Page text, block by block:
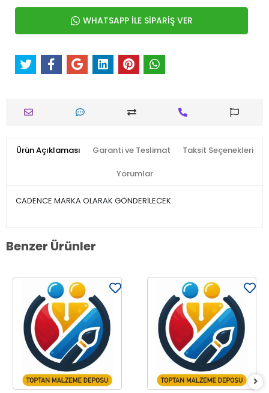
WHATSAPP İLE SİPARİŞ VER
Ürün Açıklaması Garanti ve Teslimat Taksit Seçenekleri
Yorumlar
CADENCE MARKA OLARAK GÖNDERİLECEK.
Benzer Ürünler